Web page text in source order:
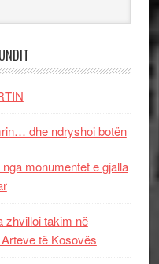
dhe ndryshoi botën
monumentet e gjalla
zhvilloi takim në
të Kosovës